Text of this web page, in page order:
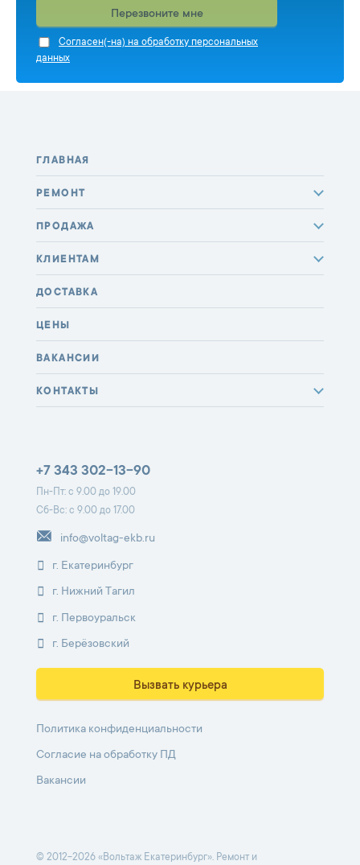
Перезвоните мне
Cогласен(-на) на обработку персональных
данных
ГЛАВНАЯ
РЕМОНТ
ПРОДАЖА
КЛИЕНТАМ
ДОСТАВКА
ЦЕНЫ
ВАКАНСИИ
КОНТАКТЫ
+7 343 302-13-90
Пн-Пт: с 9.00 до 19.00
Сб-Вс: с 9.00 до 17.00
info@voltag-ekb.ru
г. Екатеринбург
г. Нижний Тагил
г. Первоуральск
г. Берёзовский
Вызвать курьера
Политика конфиденциальности
Согласие на обработку ПД
Вакансии
© 2012-2026 «Вольтаж Екатеринбург». Ремонт и